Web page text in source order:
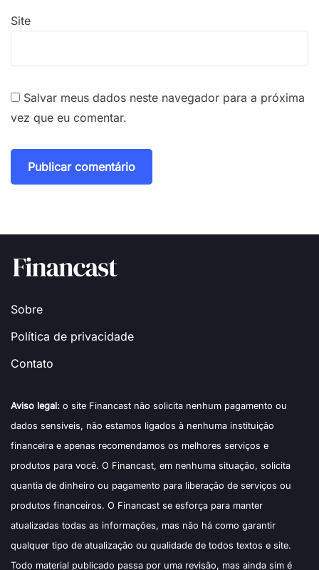
Site
Salvar meus dados neste navegador para a próxima
vez que eu comentar.
Sobre
Política de privacidade
Contato
Aviso legal: o site Financast não solicita nenhum pagamento ou
dados sensíveis, não estamos ligados à nenhuma instituição
financeira e apenas recomendamos os melhores serviços e
produtos para você. O Financast, em nenhuma situação, solicita
quantia de dinheiro ou pagamento para liberação de serviços ou
produtos financeiros. O Financast se esforça para manter
atualizadas todas as informações, mas não há como garantir
qualquer tipo de atualização ou qualidade de todos textos e site.
Todo material publicado passa por uma revisão, mas ainda sim é